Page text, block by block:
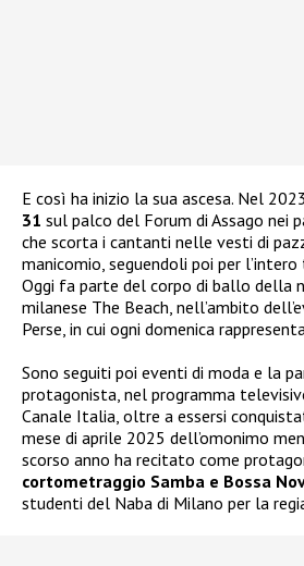
E così ha inizio la sua ascesa. Nel
31 sul palco del Forum di Assago nei
che scorta i cantanti nelle vesti di
manicomio, seguendoli poi per
Oggi fa parte del corpo di ballo della
milanese The Beach, nell’ambito
Perse, in cui ogni domenica
Sono seguiti poi eventi di moda e la
protagonista, nel programma
Canale Italia, oltre a essersi
mese di aprile 2025 dell’omonimo
scorso anno ha recitato come
cortometraggio Samba e Bossa
studenti del Naba di Milano per la